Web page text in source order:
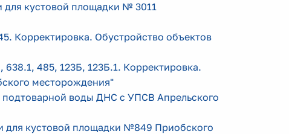
для кустовой площадки № 3011
Корректировка. Обустройство объектов
485, 123Б, 123Б.1. Корректировка.
месторождения"
подтоварной воды ДНС с УПСВ Апрельского
для кустовой площадки №849 Приобского